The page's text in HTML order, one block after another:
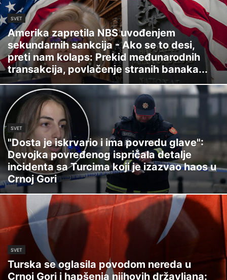
SVET
Amerika zapretila NBS uvođenjem
sekundarnih sankcija - Ako se to desi,
preti nam kolaps: Prekid međunarodnih
transakcija, povlačenje stranih banaka...
SVET
"Dosta je iskrvario i ima povredu glave":
Devojka povređenog ispričala detalje
incidenta sa Turcima koji je izazvao haos u
Crnoj Gori
SVET
Turska se oglasila povodom nereda u
Crnoj Gori i hapšenja njihovih državljana: